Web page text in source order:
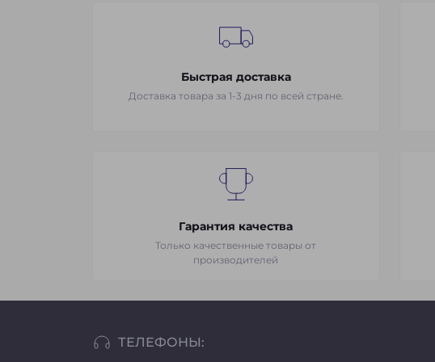
Быстрая доставка
Доставка товара за 1-3 дня по всей стране.
Гарантия качества
Только качественные товары от
производителей
ТЕЛЕФОНЫ: